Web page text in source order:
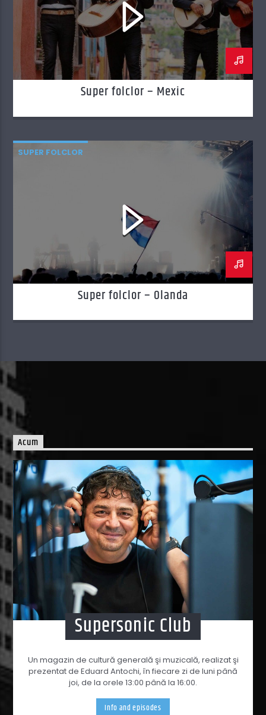
Super folclor – Mexic
SUPER FOLCLOR
Super folclor – Olanda
Acum
Supersonic Club
Un magazin de cultură generală şi muzicală, realizat şi
prezentat de Eduard Antochi, în fiecare zi de luni până
joi, de la orele 13:00 până la 16:00.
Info and episodes